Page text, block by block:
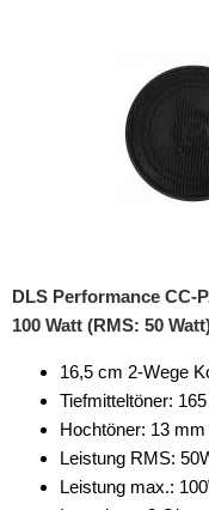
DLS Performance CC-
100 Watt (RMS: 50
16,5 cm 2-Wege
Tiefmitteltöner:
Hochtöner: 13
Leistung RMS:
Leistung max.: